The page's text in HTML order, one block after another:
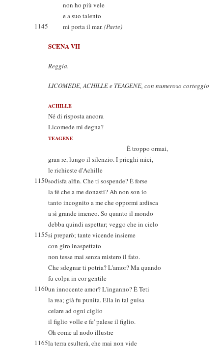
non ho più vele
e a suo talento
1145
mi porta il mar.(Parte)
SCENA VII
Reggia.
LICOMEDE, ACHILLE e TEAGENE, con numeroso corteggio
ACHILLE
Né di risposta ancora
Licomede mi degna?
TEAGENE
È troppo ormai,
gran re, lungo il silenzio. I prieghi miei,
le richieste d'Achille
1150sodisfa alfin. Che ti sospende? È forse
la fé che a me donasti? Ah non son io
tanto incognito a me che oppormi ardisca
a sì grande imeneo. So quanto il mondo
debba quindi aspettar; veggo che in cielo
1155si preparò; tante vicende insieme
con giro inaspettato
non tesse mai senza mistero il fato.
Che sdegnar ti potria? L'amor? Ma quando
fu colpa in cor gentile
1160un innocente amor? L'inganno? È Teti
la rea; già fu punita. Ella in tal guisa
celare ad ogni ciglio
il figlio volle e fe' palese il figlio.
Oh come al nodo illustre
1165la terra esulterà, che mai non vide